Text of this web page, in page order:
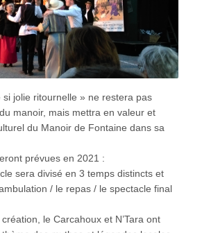
jolie ritournelle » ne restera pas
manoir, mais mettra en valeur et
du Manoir de Fontaine dans sa
prévues en 2021 :
sera divisé en 3 temps distincts et
/ le repas / le spectacle final
le Carcahoux et N’Tara ont